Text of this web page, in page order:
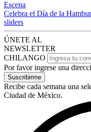
Escena
Celebra el Día de la
sliders
ÚNETE AL
NEWSLETTER
CHILANGO
Por favor ingrese una
Suscribirme
Recibe cada semana una
Ciudad de México.